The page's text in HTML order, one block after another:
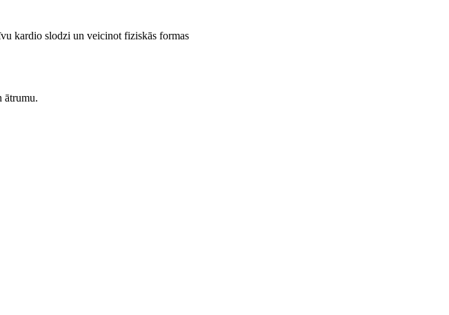
kardio slodzi un veicinot fiziskās formas
ātrumu.